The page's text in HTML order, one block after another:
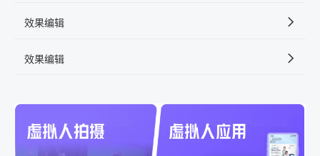
效果编辑
效果编辑